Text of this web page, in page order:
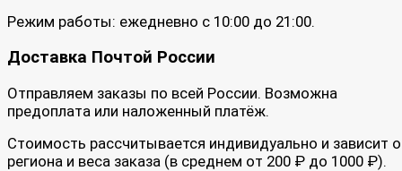
Режим работы: ежедневно с 10:00 до 21:00.
Доставка Почтой России
Отправляем заказы по всей России. Возможна
предоплата или наложенный платёж.
Стоимость рассчитывается индивидуально и зависит
региона и веса заказа (в среднем от 200 ₽ до 1000 ₽).